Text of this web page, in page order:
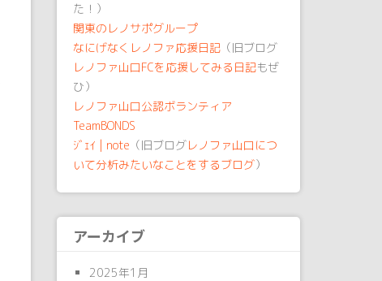
た！）
関東のレノサポグループ
なにげなくレノファ応援日記 （旧ブログ
レノファ山口FCを応援してみる日記もぜ
ひ）
レノファ山口公認ボランティア
TeamBONDS
ｼﾞｪｲ | note （旧ブログレノファ山口につ
いて分析みたいなことをするブログ）
アーカイブ
2025年1月